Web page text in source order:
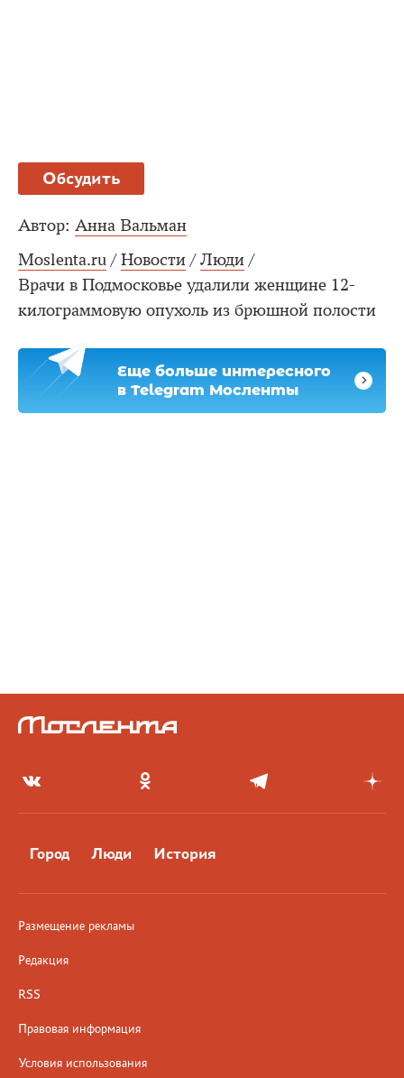
Обсудить
Автор: Анна Вальман
Moslenta.ru / Новости / Люди /
Врачи в Подмосковье удалили женщине 12-
килограммовую опухоль из брюшной полости
Еще больше интересного
в Telegram Мосленты
Город Люди История
Размещение рекламы
Редакция
RSS
Правовая информация
Условия использования